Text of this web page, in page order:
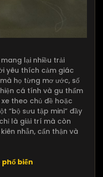
mang lại nhiều trải
yêu thích cảm giác
họ từng mơ ước, số
cá tính và gu thẩm
theo chủ đề hoặc
“bộ sưu tập mini” đầy
là giải trí mà còn
nhẫn, cẩn thận và
biến